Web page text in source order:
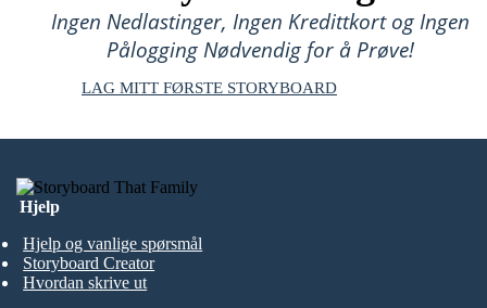
Ingen Nedlastinger, Ingen Kredittkort og Ingen
Pålogging Nødvendig for å Prøve!
LAG MITT FØRSTE STORYBOARD
Hjelp
Hjelp og vanlige spørsmål
Storyboard Creator
Hvordan skrive ut